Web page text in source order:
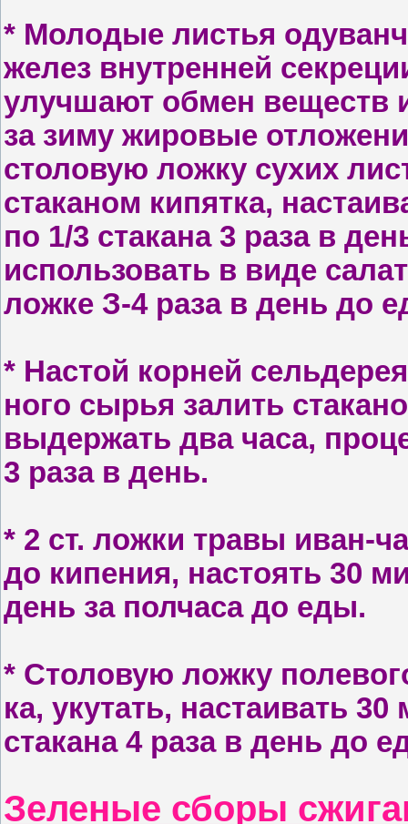
* Молодые листья
желез внутренней
улучшают об­мен веществ
за зиму жировые
столовую ложку сухих
стаканом ки­пятка,
по 1/3 стакана 3 раза в
использовать в виде
ложке З-4 раза в день до
* Настой корней
ного сырья залить
вы­держать два часа,
3 раза в день.
* 2 ст. ложки травы иван-
до кипения, настоять 30
день за полчаса до еды.
* Столовую ложку
ка, укутать, настаивать
ста­кана 4 раза в день до
Зеленые сборы